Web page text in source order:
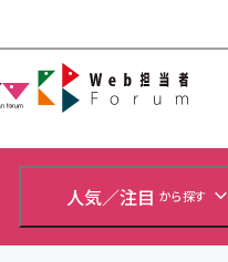
人気／注目 から探す